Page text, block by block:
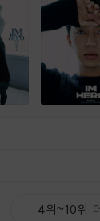
4위~10위